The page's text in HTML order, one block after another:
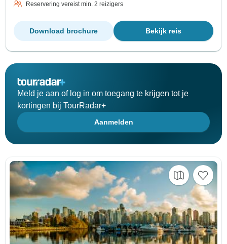
Reservering vereist min. 2 reizigers
Bekijk reis
Download brochure
Meld je aan of log in om toegang te krijgen tot je
kortingen bij TourRadar+
Aanmelden